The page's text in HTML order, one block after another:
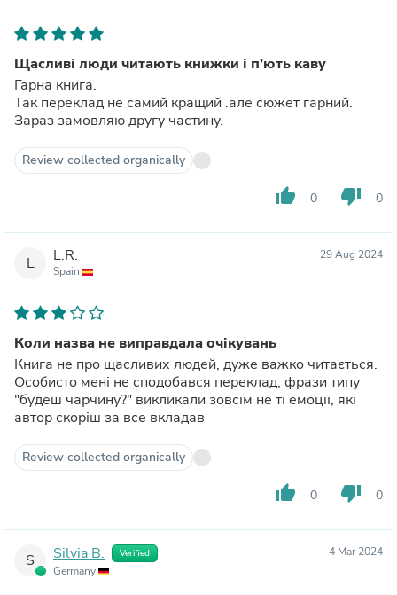
Щасливі люди читають книжки і п’ють каву
Гарна книга.
Так переклад не самий кращий .але сюжет гарний.
Зараз замовляю другу частину.
Review collected organically
thumb_up 0 thumb_down 0
L L.R.
Spain
29 Aug 2024
Коли назва не виправдала очікувань
Книга не про щасливих людей, дуже важко читається.
Особисто мені не сподобався переклад, фрази типу
"будеш чарчину?" викликали зовсім не ті емоції, які
автор скоріш за все вкладав
Review collected organically
thumb_up 0 thumb_down 0
S Silvia B. Verified
Germany
4 Mar 2024